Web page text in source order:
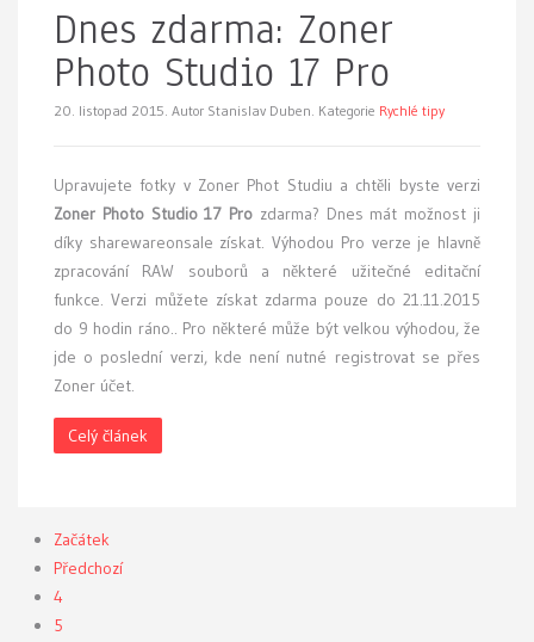
Dnes zdarma: Zoner
Photo Studio 17 Pro
20. listopad 2015. Autor Stanislav Duben. Kategorie Rychlé tipy
Upravujete fotky v Zoner Phot Studiu a chtěli byste verzi
Zoner Photo Studio 17 Pro zdarma? Dnes mát možnost ji
díky sharewareonsale získat. Výhodou Pro verze je hlavně
zpracování RAW souborů a některé užitečné editační
funkce. Verzi můžete získat zdarma pouze do 21.11.2015
do 9 hodin ráno.. Pro některé může být velkou výhodou, že
jde o poslední verzi, kde není nutné registrovat se přes
Zoner účet.
Celý článek
Začátek
Předchozí
4
5